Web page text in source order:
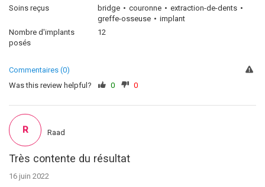
Soins reçus
bridge couronne
extraction-de-dents
greffe-osseuse
implant
Nombre d'implants
posés
12
Commentaires (0)
Was this review helpful?
0 0
Très contente du résultat
16 juin 2022
R Raad